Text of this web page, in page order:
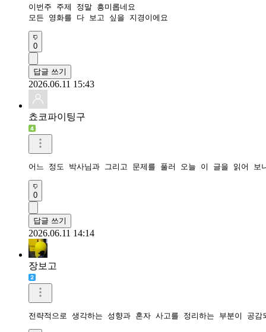
이번주 주제 정말 흥미롭네요
모든 영화를 다 보고 싶을 지경이에요
0
답글 쓰기
2026.06.11 15:43
쵸코파이팅구
어느 정도 박사님과 그리고 문제를 풀러 오늘 이 글을 읽어 보
0
답글 쓰기
2026.06.11 14:14
장보고
전략적으로 생각하는 성향과 혼자 사고를 정리하는 부분이 공감